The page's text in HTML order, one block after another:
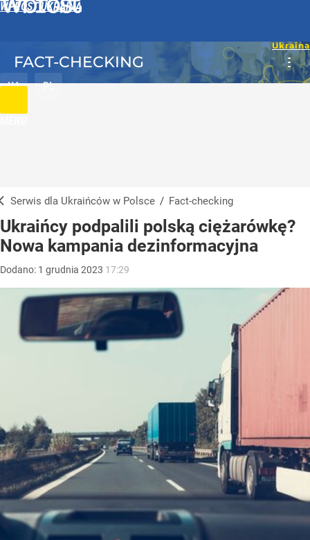
WPROST UKRAINA
UA PL
FACT-CHECKING
Serwis dla Ukraińców w Polsce / Fact-checking
Ukraińcy podpalili polską ciężarówkę?
Nowa kampania dezinformacyjna
Dodano: 1 grudnia 2023 17:29